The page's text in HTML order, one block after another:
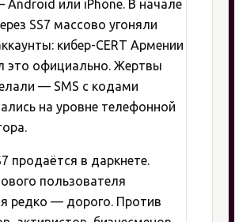
или iPhone. В начале
SS7 массово угоняли
кибер-CERT Армении
это официально. Жертвы
— SMS с кодами
на уровне телефонной
продаётся в даркнете.
пользователя
редко — дорого. Против